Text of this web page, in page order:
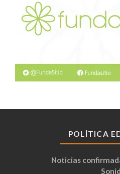
POLÍTICA
Noticias